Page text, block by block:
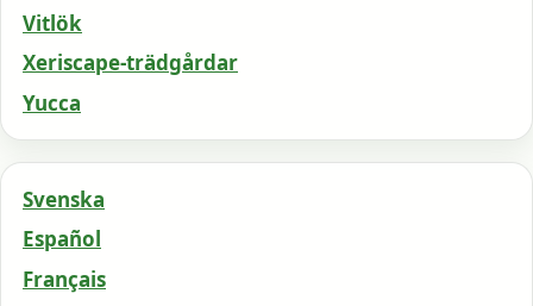
Vitlök
Xeriscape-trädgårdar
Yucca
Svenska
Español
Français